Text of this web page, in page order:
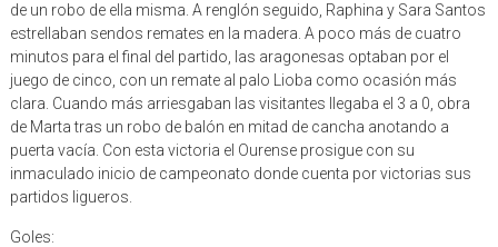
de un robo de ella misma. A renglón seguido, Raphina y Sara Santos
estrellaban sendos remates en la madera. A poco más de cuatro
minutos para el final del partido, las aragonesas optaban por el
juego de cinco, con un remate al palo Lioba como ocasión más
clara. Cuando más arriesgaban las visitantes llegaba el 3 a 0, obra
de Marta tras un robo de balón en mitad de cancha anotando a
puerta vacía. Con esta victoria el Ourense prosigue con su
inmaculado inicio de campeonato donde cuenta por victorias sus
partidos ligueros.
Goles: